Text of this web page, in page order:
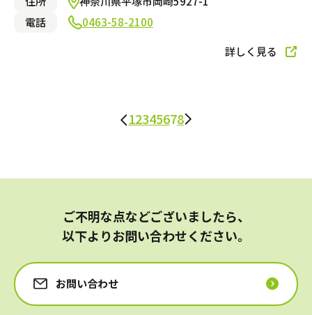
電話
0463-58-2100
詳しく見る
12345678
ご不明な点などございましたら、
以下よりお問い合わせください。
お問い合わせ